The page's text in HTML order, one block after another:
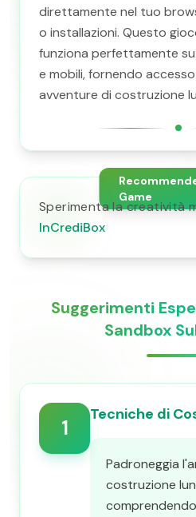
direttamente nel tuo
o installazioni. Questo
funziona perfettamente
e mobili, fornendo
avventure di costruzione
Game
Sperimenta la creatività
InCrediBox
Suggerimenti
Sandbox
1
Tecniche di
Padroneggia
costruzione